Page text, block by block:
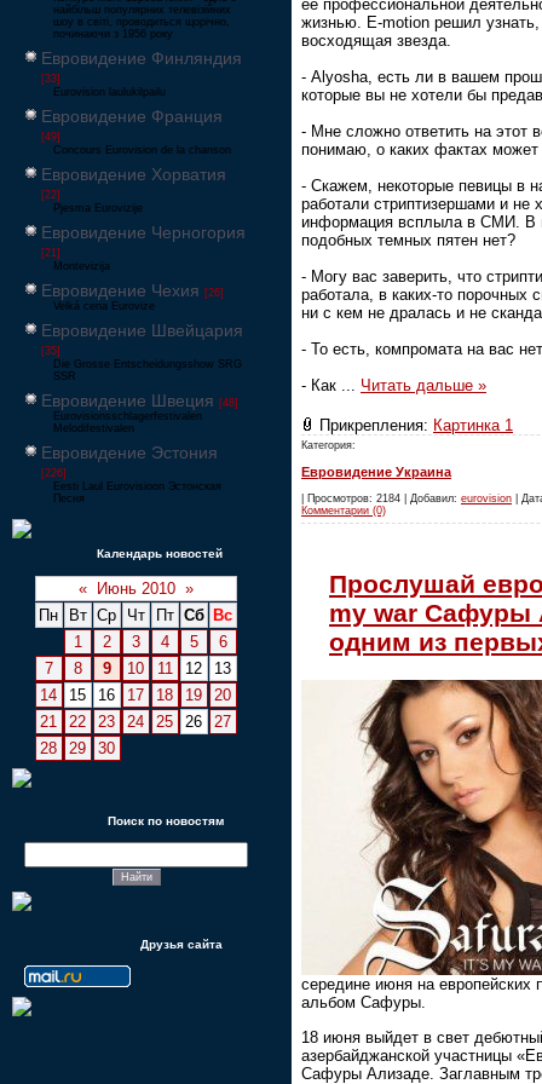
найбільш популярних телевізійних
шоу в світі, проводиться щорічно,
починаючи з 1956 року
Евровидение Финляндия
[33]
Eurovision laulukilpailu
Евровидение Франция
[49]
Concours Eurovision de la chanson
Евровидение Хорватия
[22]
Pjesma Eurovizije
Евровидение Черногория
[21]
Montevizija
Евровидение Чехия [26]
Velká cena Eurovize
Евровидение Швейцария
[35]
Die Grosse Entscheidungsshow SRG
SSR
Евровидение Швеция [48]
Eurovisionsschlagerfestivalen
Melodifestivalen
Евровидение Эстония
[226]
Eesti Laul Eurovisioon Эстонская
Песня
Календарь новостей
« Июнь 2010 »
Пн
Вт Ср Чт Пт Сб
Вс
1
2 3 4 5
6
7
8 9 10 11 12
13
14
15 16 17 18 19
20
21
22 23 24 25 26
27
28
29 30
Поиск по новостям
Друзья сайта
ее профессиональной
жизнью. E-motion решил узнать,
восходящая звезда.
- Alyosha, есть ли в вашем
которые вы не хотели бы
- Мне сложно ответить на этот
понимаю, о каких фактах может
- Скажем, некоторые певицы в
работали стриптизершами и не
информация всплыла в СМИ. В
подобных темных пятен нет?
- Могу вас заверить, что
работала, в каких-то порочных
ни с кем не дралась и не
- То есть, компромата на вас
- Как
Читать дальше »
Прикрепления: Картинка 1
Категория:
Евровидение Украина
| Просмотров: 2184 | Добавил: eurovision |
Комментарии (0)
Прослушай
my war Сафуры
одним из
середине июня на европейских
альбом Сафуры.
18 июня выйдет в свет
азербайджанской участницы
Сафуры Ализаде. Заглавным